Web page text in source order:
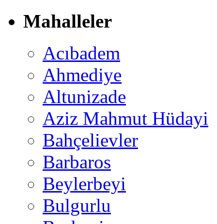
Mahalleler
Acıbadem
Ahmediye
Altunizade
Aziz Mahmut Hüdayi
Bahçelievler
Barbaros
Beylerbeyi
Bulgurlu